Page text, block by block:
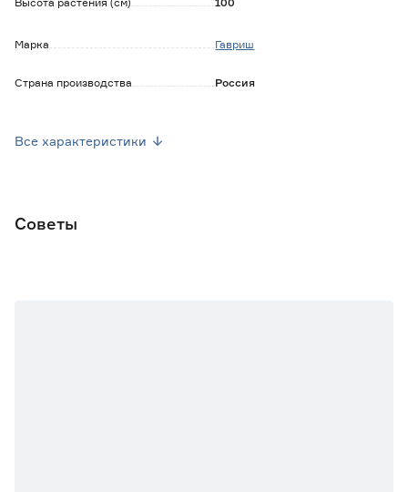
Марка Гавриш
Страна производства Россия
Все характеристики
Советы